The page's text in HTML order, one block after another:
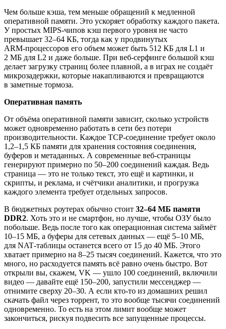
Чем больше кэша, тем меньше обращений к медленной
оперативной памяти. Это ускоряет обработку каждого пакета.
У простых MIPS‑чипов кэш первого уровня не часто
превышает 32–64 КБ, тогда как у продвинутых
ARM‑процессоров его объем может быть 512 КБ для L1 и
2 МБ для L2 и даже больше. При веб‑серфинге большой кэш
делает загрузку страниц более плавной, а в играх не создаёт
микрозадержки, которые накапливаются и превращаются
в заметные тормоза.
Оперативная память
От объёма оперативной памяти зависит, сколько устройств
может одновременно работать в сети без потери
производительности. Каждое TCP‑соединение требует около
1,2–1,5 КБ памяти для хранения состояния соединения,
буферов и метаданных. А современные веб‑страницы
генерируют примерно по 50–200 соединений каждая. Ведь
страница — это не только текст, это ещё и картинки, и
скрипты, и реклама, и счётчики аналитики, и прогрузка
каждого элемента требует отдельных запросов.
В бюджетных роутерах обычно стоит 32–64 МБ памяти
DDR2. Хоть это и не смартфон, но лучше, чтобы ОЗУ было
побольше. Ведь после того как операционная система займёт
10–15 МБ, а буферы для сетевых данных — ещё 5–10 МБ,
для NAT‑таблицы останется всего от 15 до 40 МБ. Этого
хватает примерно на 8–25 тысяч соединений. Кажется, что это
много, но расходуется память всё равно очень быстро. Вот
открыли вы, скажем, VK — ушло 100 соединений, включили
видео — давайте ещё 150–200, запустили мессенджер —
отнимите сверху 20–30. А если кто‑то из домашних решил
скачать файл через торрент, то это вообще тысячи соединений
одновременно. То есть на этом лимит вообще может
закончиться, рискуя подвесить все запущенные процессы.